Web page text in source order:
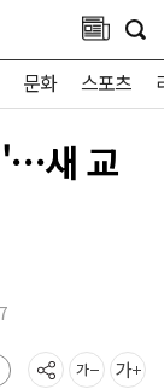
문화 스포츠
'…새 교